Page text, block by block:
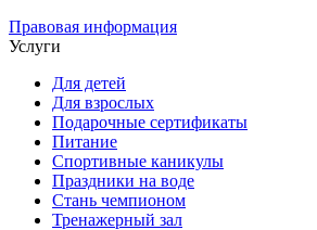
Правовая информация
Услуги
Для детей
Для взрослых
Подарочные сертификаты
Питание
Спортивные каникулы
Праздники на воде
Стань чемпионом
Тренажерный зал